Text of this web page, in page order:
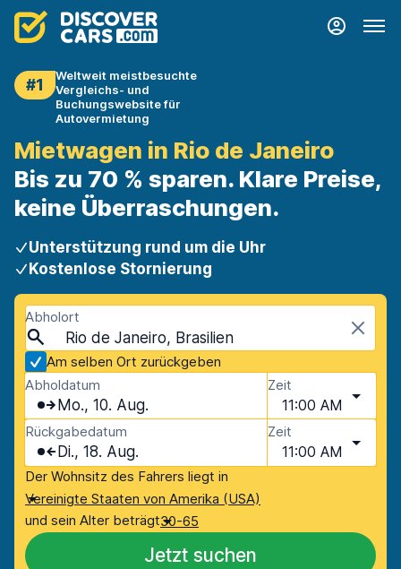
#1
Weltweit meistbesuchte
Vergleichs- und
Buchungswebsite für
Autovermietung
Mietwagen in Rio de Janeiro
Bis zu 70 % sparen. Klare Preise,
keine Überraschungen.
Unterstützung rund um die Uhr
Kostenlose Stornierung
Abholort
Rio de Janeiro, Brasilien
Am selben Ort zurückgeben
Abholdatum
Mo., 10. Aug.
Zeit
11:00 AM
Rückgabedatum
Di., 18. Aug.
Zeit
11:00 AM
Der Wohnsitz des Fahrers liegt in
Vereinigte Staaten von Amerika (USA)
und sein Alter beträgt30-65
Jetzt suchen